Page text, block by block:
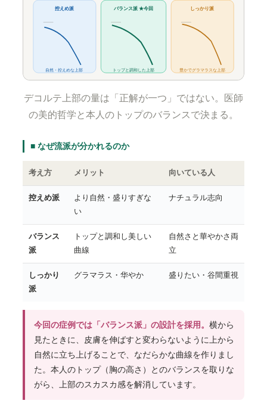
控えめ派
自然・控えめな上部
バランス派 ★今回
トップと調和した上部
しっかり派
豊かでグラマラスな上部
デコルテ上部の量は「正解が一つ」ではない。医師
の美的哲学と本人のトップのバランスで決まる。
■ なぜ流派が分かれるのか
考え方 メリット 向いている人
控えめ派
より自然・盛りすぎな
い
ナチュラル志向
バランス
派
トップと調和し美しい
曲線
自然さと華やかさ両
立
しっかり
派
グラマラス・华やか 盛りたい・谷間重視
今回の症例では「バランス派」の設計を採用。 横から
見たときに、皮膚を伸ばすと変わらないように上から
自然に立ち上げることで、なだらかな曲線を作りまし
た。本人のトップ（胸の高さ）とのバランスを取りな
がら、上部のスカスカ感を解消しています。